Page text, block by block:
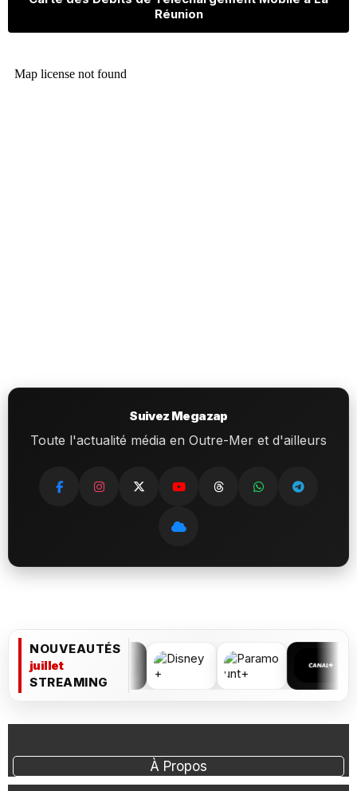
Réunion
Suivez Megazap
Toute l'actualité média en Outre-Mer et d'ailleurs
NOUVEAUTÉS
juillet
STREAMING
À Propos